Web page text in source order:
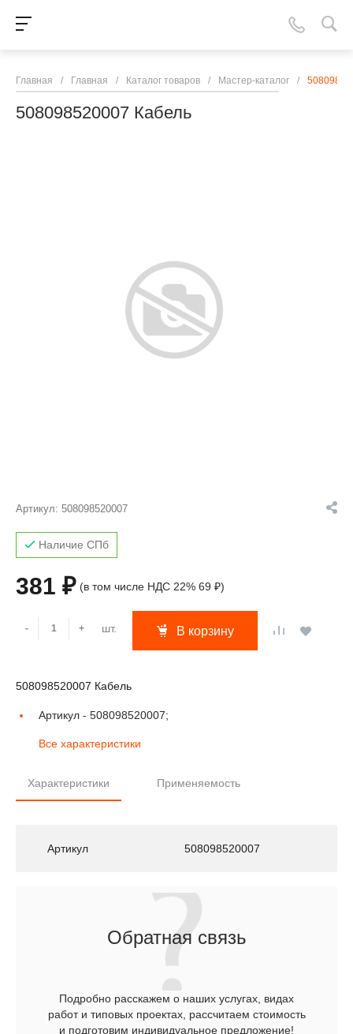
Главная / Главная / Каталог товаров / Мастер-каталог /
508098520007 Кабель
Артикул: 508098520007
Наличие СПб
381 ₽ (в том числе НДС 22% 69 ₽)
- + шт. В корзину
508098520007 Кабель
Артикул - 508098520007;
Все характеристики
Характеристики Применяемость
Артикул 508098520007
Обратная связь
Подробно расскажем о наших услугах, видах
работ и типовых проектах, рассчитаем стоимость
и подготовим индивидуальное предложение!